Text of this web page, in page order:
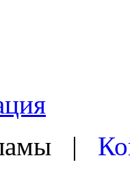
|